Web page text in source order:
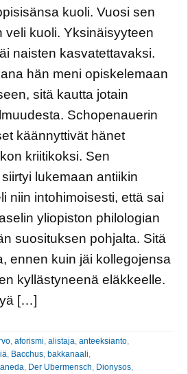
kuoli. Vuosi sen
veli kuoli. Yksinäisyyteen
naisten kasvatettavaksi.
hän meni opiskelemaan
sitä kautta jotain
Schopenauerin
käännyttivät hänet
kriitikoksi. Sen
lukemaan antiikin
niin intohimoisesti, että sai
yliopiston philologian
suosituksen pohjalta. Sitä
ennen kuin jäi kollegojensa
kyllästyneenä eläkkeelle.
[…]
aforismi alistaja anteeksianto
Bacchus bakkanaali
Der Ubermensch Dionysos